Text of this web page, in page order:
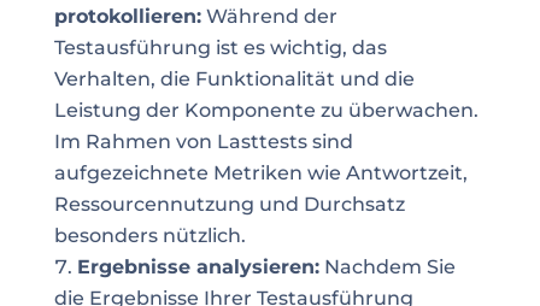
protokollieren:Während der
Testausführung ist es wichtig, das
Verhalten, die Funktionalität und die
Leistung der Komponente zu überwachen.
Im Rahmen von Lasttests sind
aufgezeichnete Metriken wie Antwortzeit,
Ressourcennutzung und Durchsatz
besonders nützlich.
Ergebnisse analysieren:Nachdem Sie
die Ergebnisse Ihrer Testausführung